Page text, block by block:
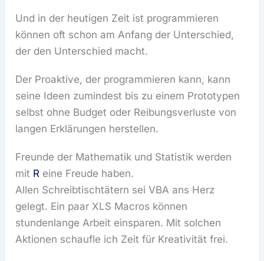
Und in der heutigen Zeit ist programmieren
können oft schon am Anfang der Unterschied,
der den Unterschied macht.
Der Proaktive, der programmieren kann, kann
seine Ideen zumindest bis zu einem Prototypen
selbst ohne Budget oder Reibungsverluste von
langen Erklärungen herstellen.
Freunde der Mathematik und Statistik werden
mit R eine Freude haben.
Allen Schreibtischtätern sei VBA ans Herz
gelegt. Ein paar XLS Macros können
stundenlange Arbeit einsparen. Mit solchen
Aktionen schaufle ich Zeit für Kreativität frei.